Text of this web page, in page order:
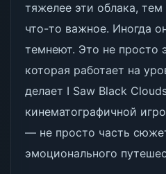
тяжелее эти облака,
что-то важное. Иногда
темнеют. Это не просто
которая работает на
делает I Saw Black
кинематографичной
— не просто часть
эмоционального